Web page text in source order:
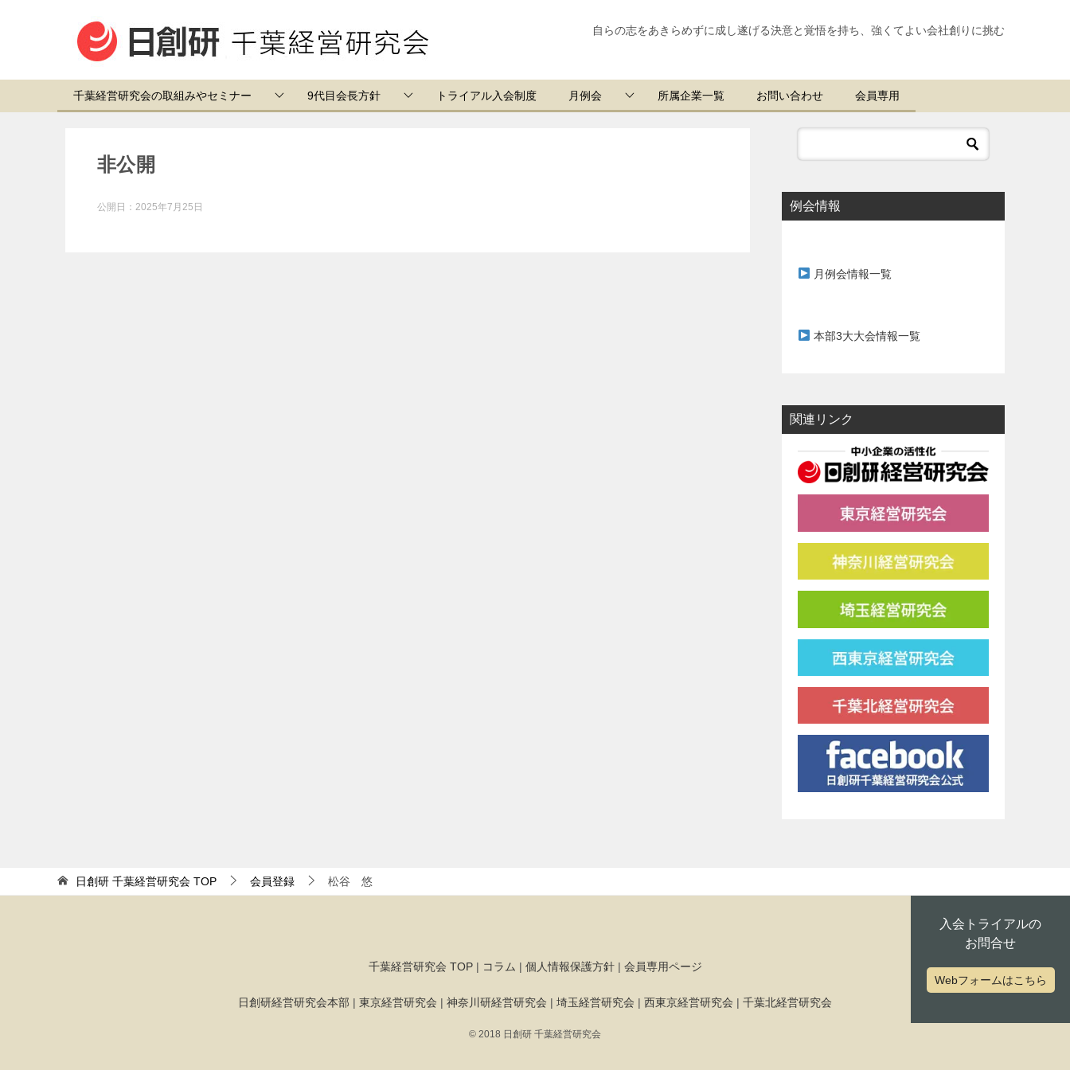
自らの志をあきらめずに成し遂げる決意と覚悟を持ち、強くてよい会社創りに挑む
千葉経営研究会の取組みやセミナー 9代目会長方針 トライアル入会制度 月例会 所属企業一覧 お問い合わせ 会員専用
非公開
公開日： 2025年7月25日 例会情報
月例会情報一覧
本部3大大会情報一覧
関連リンク
日創研 千葉経営研究会 TOP 会員登録 松谷 悠
千葉経営研究会 TOP| コラム | 個人情報保護方針| 会員専用ページ
日創研経営研究会本部 | 東京経営研究会 | 神奈川研経営研究会 | 埼玉経営研究会 | 西東京経営研究会 | 千葉北経営研究会
© 2018 日創研 千葉経営研究会
入会トライアルの
お問合せ
Webフォームはこちら